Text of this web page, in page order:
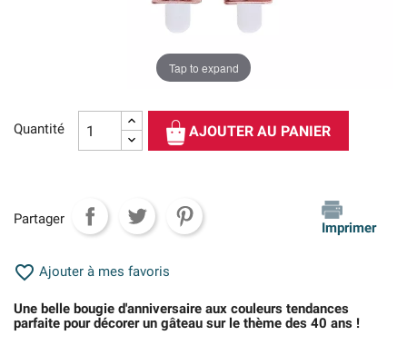
Tap to expand
Quantité AJOUTER AU PANIER
Partager
Imprimer
 Ajouter à mes favoris
Une belle bougie d'anniversaire aux couleurs tendances
parfaite pour décorer un gâteau sur le thème des 40 ans !